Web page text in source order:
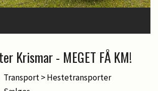
Krismar - MEGET FÅ KM!
Transport > Hestetransporter